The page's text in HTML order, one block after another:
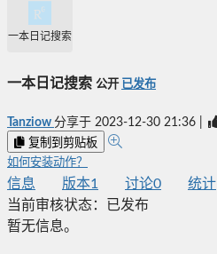
一本日记搜索
一本日记搜索 公开 已发布
Tanziow 分享于 2023-12-30 21:36
复制到剪贴板
如何安装动作？
信息 版本1 讨论0 统计
当前审核状态：
已发布
暂无信息。